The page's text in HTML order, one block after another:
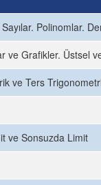
Polinomlar.
ve Grafikler. Üstsel
ve Ters
ve Sonsuzda Limit